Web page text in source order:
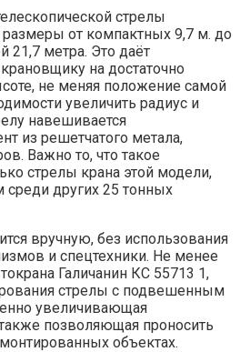
стрелы
размеры от компактных 9,7 м. до
21,7 метра. Это даёт
на достаточно
не меняя положение самой
увеличить радиус и
навешивается
из решетчатого метала,
Важно то, что такое
стрелы крана этой модели,
других 25 тонных
вручную, без использования
и спецтехники. Не менее
Галичанин КС 55713 1,
стрелы с подвешенным
увеличивающая
позволяющая проносить
объектах.